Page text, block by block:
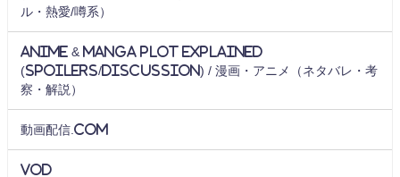
ル・熱愛/噂系）
Anime & Manga Plot Explained
(Spoilers/Discussion) / 漫画・アニメ（ネタバレ・考
察・解説）
動画配信.com
VOD